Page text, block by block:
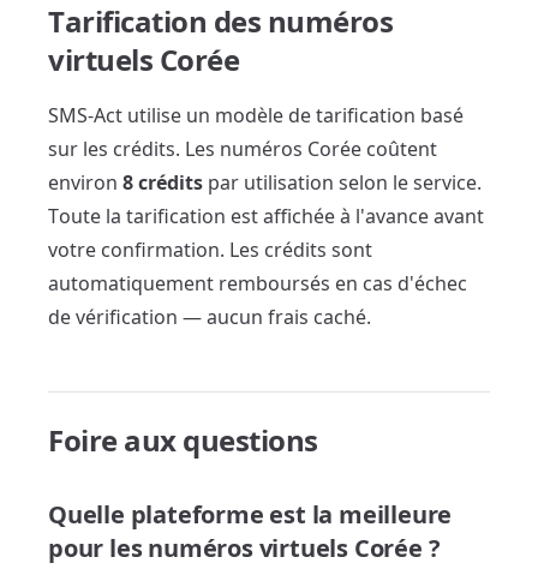
Tarification des numéros
virtuels Corée
SMS-Act utilise un modèle de tarification basé
sur les crédits. Les numéros Corée coûtent
environ 8 crédits par utilisation selon le service.
Toute la tarification est affichée à l'avance avant
votre confirmation. Les crédits sont
automatiquement remboursés en cas d'échec
de vérification — aucun frais caché.
Foire aux questions
Quelle plateforme est la meilleure
pour les numéros virtuels Corée ?